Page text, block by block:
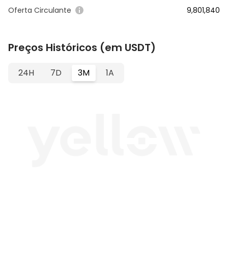
Oferta Circulante 9,801,840
Preços Históricos (em USDT)
24H 7D 3M 1A